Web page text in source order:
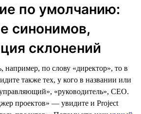
по умолчанию:
синонимов,
склонений
например, по слову «директор», то в
также тех, у кого в названии или
«руководитель», CEO.
проектов» — увидите и Project